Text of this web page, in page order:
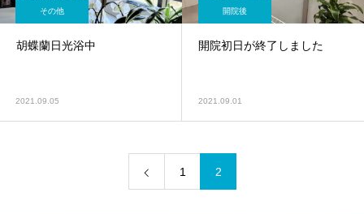
その他
胡蝶蘭日光浴中
2021.09.05
開院後
開院初日が終了しました
2021.09.01
1 2